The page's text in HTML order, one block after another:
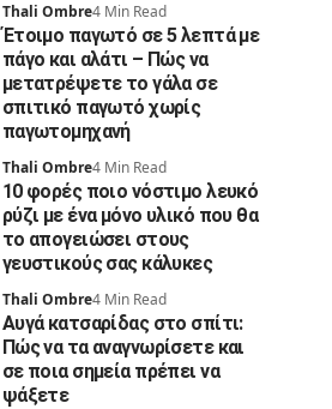
Thali Ombre4 Min Read
Έτοιμο παγωτό σε 5 λεπτά με
πάγο και αλάτι – Πώς να
μετατρέψετε το γάλα σε
σπιτικό παγωτό χωρίς
παγωτομηχανή
Thali Ombre4 Min Read
10 φορές ποιο νόστιμο λευκό
ρύζι με ένα μόνο υλικό που θα
το απογειώσει στους
γευστικούς σας κάλυκες
Thali Ombre4 Min Read
Αυγά κατσαρίδας στο σπίτι:
Πώς να τα αναγνωρίσετε και
σε ποια σημεία πρέπει να
ψάξετε